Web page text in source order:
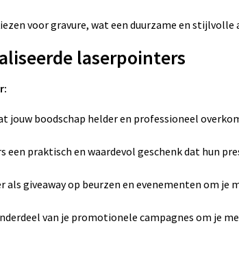
voor gravure, wat een duurzame en stijlvolle
laserpointers
jouw boodschap helder en professioneel
een praktisch en waardevol geschenk dat hun
als giveaway op beurzen en evenementen om je
van je promotionele campagnes om je